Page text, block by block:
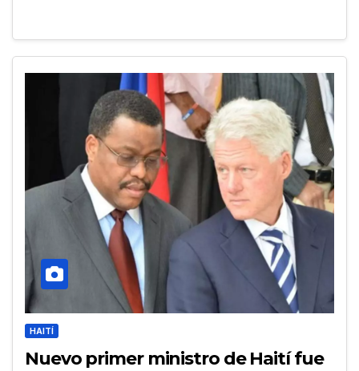
HAITÍ
Nuevo primer ministro de Haití fue